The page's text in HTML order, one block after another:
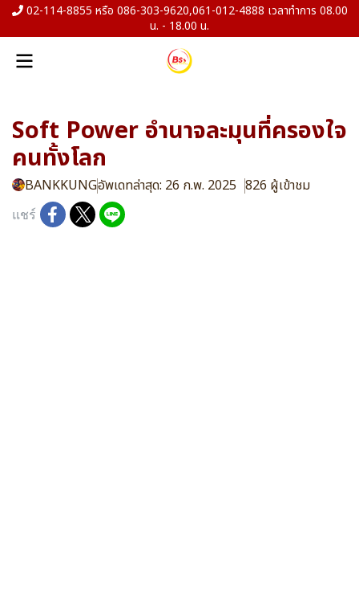
02-114-8855 หรือ 086-303-9620,061-012-4888 เวลาทำการ 08.00
น. - 18.00 น.
Soft Power อำนาจละมุนที่ครองใจ
คนทั้งโลก
BANKKUNGอัพเดทล่าสุด: 26 ก.พ. 2025 826 ผู้เข้าชม
แชร์